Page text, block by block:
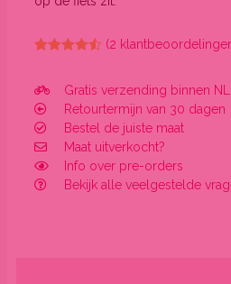
gebaseerd
op
klant
waarderingen
(2
Gratis verzending binnen
Retourtermijn van 30 dagen
Bestel de juiste maat
Maat uitverkocht?
Info over pre-orders
Bekijk alle veelgestelde